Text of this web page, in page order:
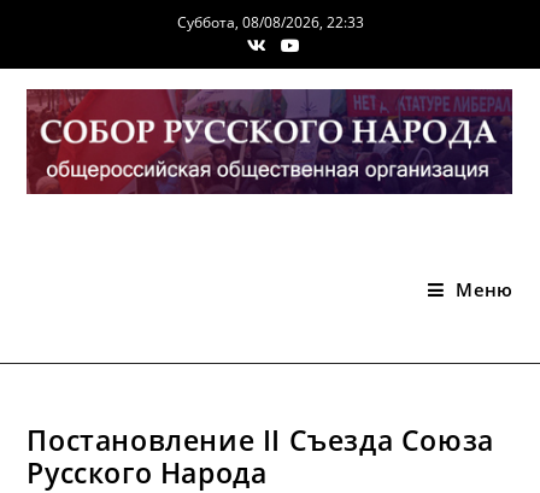
содержимому
Суббота, 08/08/2026, 22:33
Меню
Постановление II Съезда Союза
Русского Народа